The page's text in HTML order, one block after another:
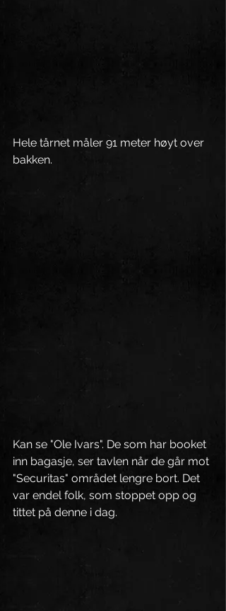
Hele tårnet måler 91 meter høyt over
bakken.
Kan se "Ole Ivars". De som har booket
inn bagasje, ser tavlen når de går mot
"Securitas" området lengre bort. Det
var endel folk, som stoppet opp og
tittet på denne i dag.